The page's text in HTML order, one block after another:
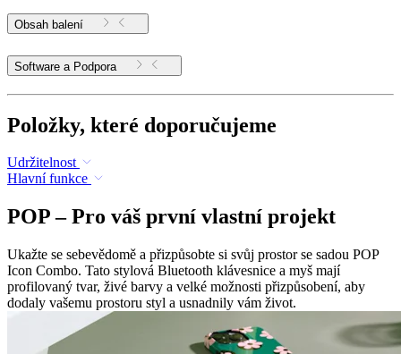
Obsah balení
Software a Podpora
Položky, které doporučujeme
Udržitelnost
Hlavní funkce
POP – Pro váš první vlastní projekt
Ukažte se sebevědomě a přizpůsobte si svůj prostor se sadou POP
Icon Combo. Tato stylová Bluetooth klávesnice a myš mají
profilovaný tvar, živé barvy a velké možnosti přizpůsobení, aby
dodaly vašemu prostoru styl a usnadnily vám život.